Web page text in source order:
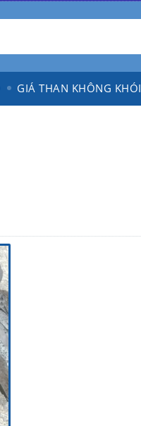
GIÁ THAN KHÔNG KHÓI